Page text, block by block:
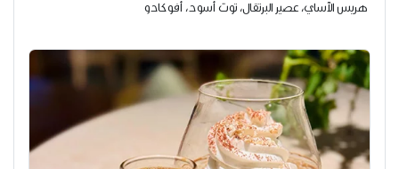
هريس الآساي، عصير البرتقال، توت أسود، أفوكادو